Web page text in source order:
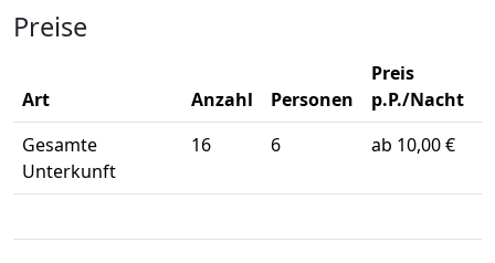
Preise
Art Anzahl Personen
Preis
p.P./Nacht
Gesamte
Unterkunft
16 6 ab 10,00 €